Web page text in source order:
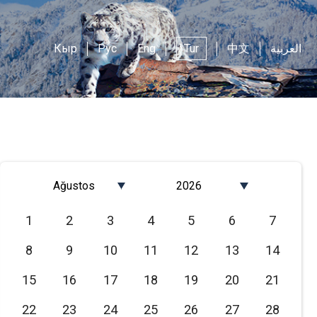
Кыр Рус Eng Tur 中文 العربية
Ağustos
Март
Апрель
2026
2024
2023
1 2 3 4 5 6
7
8
9 10 11 12 13
14
15
16 17 18 19 20
21
22
23 24 25 26 27
28